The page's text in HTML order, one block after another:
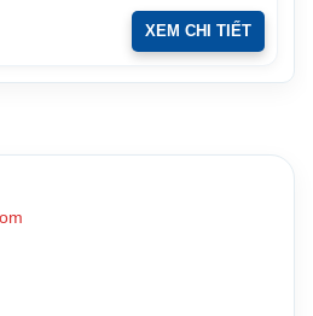
XEM CHI TIẾT